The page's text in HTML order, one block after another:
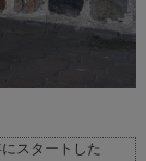
スタートした